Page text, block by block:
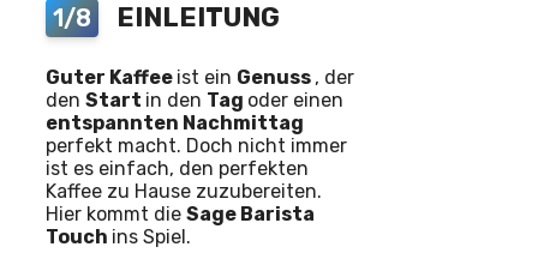
1/8 EINLEITUNG
Guter Kaffee ist ein Genuss , der
den Start in den Tag oder einen
entspannten Nachmittag
perfekt macht. Doch nicht immer
ist es einfach, den perfekten
Kaffee zu Hause zuzubereiten.
Hier kommt die Sage Barista
Touch ins Spiel.